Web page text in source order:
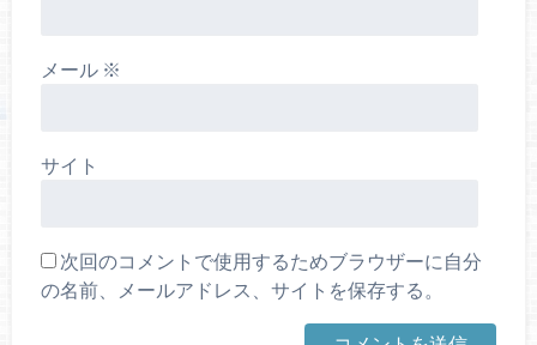
メール ※
サイト
次回のコメントで使用するためブラウザーに自分
の名前、メールアドレス、サイトを保存する。